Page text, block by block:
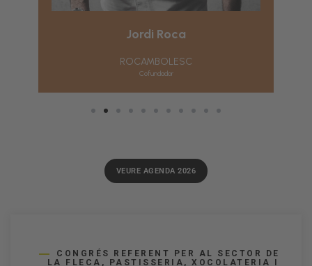
Jordi Roca
ROCAMBOLESC
Cofundador
VEURE AGENDA 2026
CONGRÉS REFERENT PER AL SECTOR DE
LA FLECA, PASTISSERIA, XOCOLATERIA I